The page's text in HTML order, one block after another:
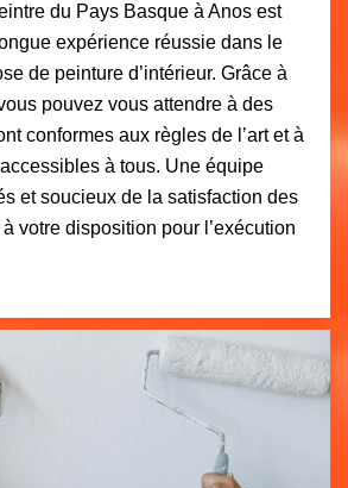
du Pays Basque à Anos est
expérience réussie dans le
de peinture d’intérieur. Grâce à
pouvez vous attendre à des
conformes aux règles de l’art et à
à tous. Une équipe
et soucieux de la satisfaction des
votre disposition pour l’exécution